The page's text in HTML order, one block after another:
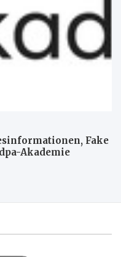
Fake
Akademie